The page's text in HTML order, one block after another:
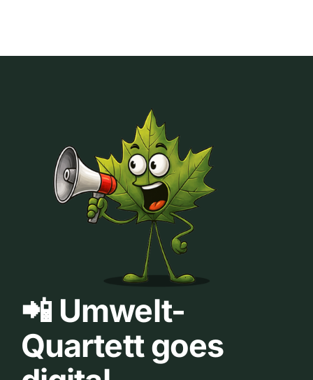
📲 Umwelt-
Quartett goes